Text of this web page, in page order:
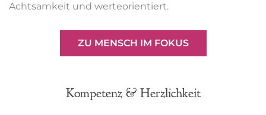
Achtsamkeit und werteorientiert.
ZU MENSCH IM FOKUS
Kompetenz & Herzlichkeit